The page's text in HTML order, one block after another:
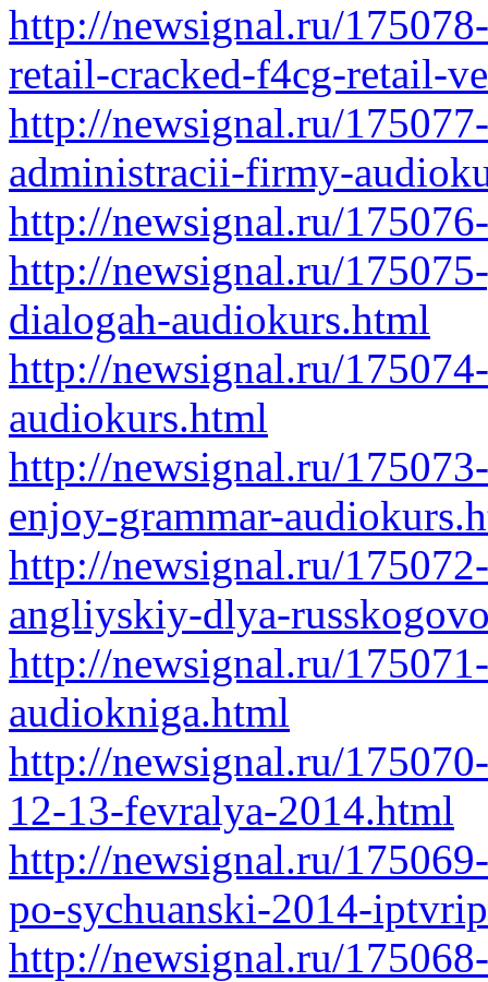
http://newsignal.ru/
retail-cracked-f4cg-retail-
http://newsignal.ru/
administracii-firmy-
http://newsignal.ru/
http://newsignal.ru/
dialogah-audiokurs.html
http://newsignal.ru/
audiokurs.html
http://newsignal.ru/
enjoy-grammar-
http://newsignal.ru/
angliyskiy-dlya-
http://newsignal.ru/
audiokniga.html
http://newsignal.ru/
12-13-fevralya-2014.html
http://newsignal.ru/
po-sychuanski-2014-
http://newsignal.ru/